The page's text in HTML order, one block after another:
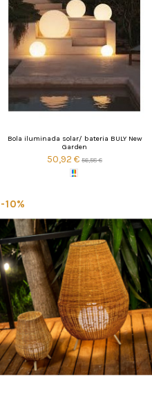
Bola iluminada solar/ bateria BULY New
Garden
50,92 € 56,58 €
-10%